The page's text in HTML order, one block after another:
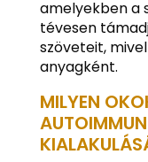
amelyekben a
tévesen
szöveteit,
anyagként.
MILYEN